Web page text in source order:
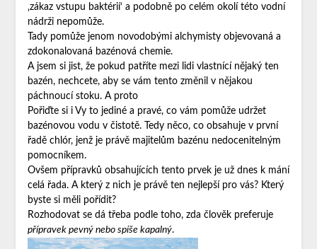
‚zákaz vstupu baktérií‘ a podobně po celém okolí této vodní
nádrži nepomůže.
Tady pomůže jenom novodobými alchymisty objevovaná a
zdokonalovaná bazénová chemie.
A jsem si jist, že pokud patříte mezi lidi vlastnící nějaký ten
bazén, nechcete, aby se vám tento změnil v nějakou
páchnoucí stoku. A proto
Pořiďte si i Vy to jediné a pravé, co vám pomůže udržet
bazénovou vodu v čistotě. Tedy něco, co obsahuje v první
řadě chlór, jenž je právě majitelům bazénu nedocenitelným
pomocníkem.
Ovšem přípravků obsahujících tento prvek je už dnes k mání
celá řada. A který z nich je právě ten nejlepší pro vás? Který
byste si měli pořídit?
Rozhodovat se dá třeba podle toho, zda člověk preferuje
přípravek pevný nebo spíše kapalný.